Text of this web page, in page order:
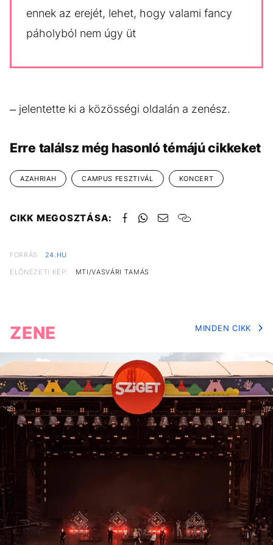
ennek az erejét, lehet, hogy valami fancy
páholyból nem úgy üt
– jelentette ki a közösségi oldalán a zenész.
Erre találsz még hasonló témájú cikkeket
AZAHRIAH CAMPUS FESZTIVÁL KONCERT
CIKK MEGOSZTÁSA:
FORRÁS
24.HU
ELŐNÉZETI KÉP:
MTI/VASVÁRI TAMÁS
ZENE MINDEN CIKK